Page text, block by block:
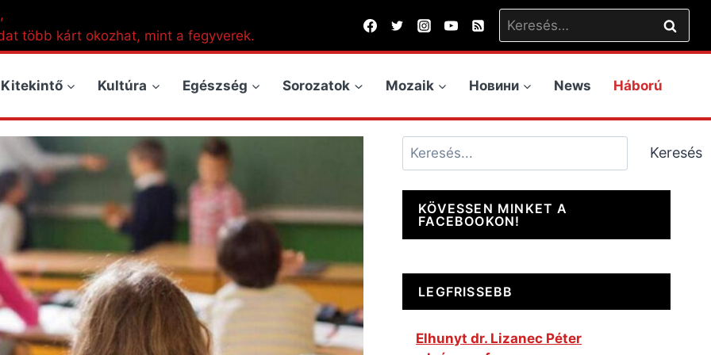
több kárt okozhat, mint a fegyverek.
Keresés:
Kitekintő Kultúra Egészség Sorozatok Mozaik Новини News Háború
Keresés Keresés
KÖVESSEN MINKET A
FACEBOOKON!
LEGFRISSEBB
Elhunyt dr. Lizanec Péter